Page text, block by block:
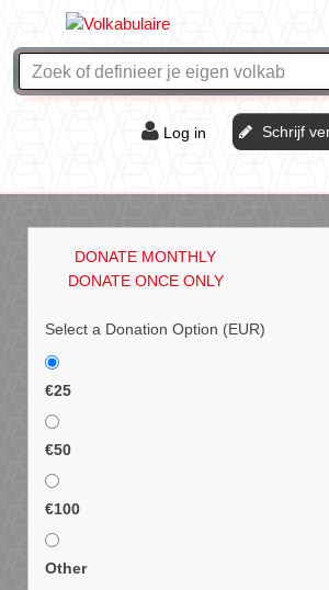
Log in Schrijf
DONATE MONTHLY
DONATE ONCE ONLY
Select a Donation Option (EUR)
€25
€50
€100
Other